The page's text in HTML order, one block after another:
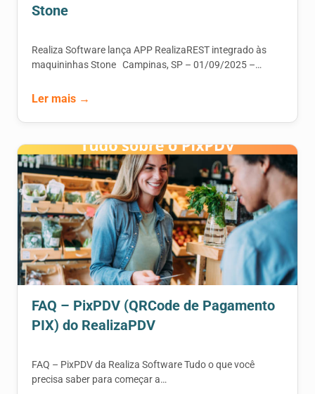
Stone
Realiza Software lança APP RealizaREST integrado às
maquininhas Stone Campinas, SP – 01/09/2025 –…
Ler mais →
FAQ – PixPDV (QRCode de Pagamento
PIX) do RealizaPDV
FAQ – PixPDV da Realiza Software Tudo o que você
precisa saber para começar a…